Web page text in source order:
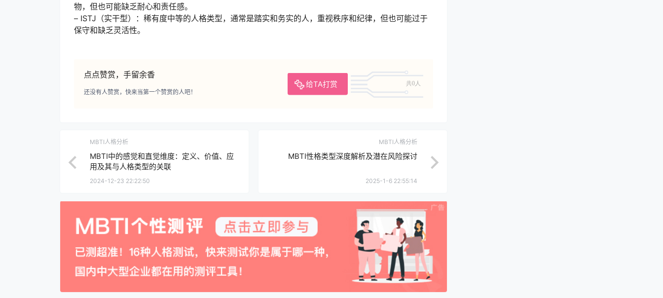
物，但也可能缺乏耐心和责任感。
– ISTJ（实干型）：稀有度中等的人格类型，通常是踏实和务实的人，重视秩序和纪律，但也可能过于
保守和缺乏灵活性。
点点赞赏，手留余香
给TA打赏 共0人
还没有人赞赏，快来当第一个赞赏的人吧！
MBTI人格分析
MBTI中的感觉和直觉维度：定义、价值、应
用及其与人格类型的关联
2024-12-23 22:22:50
MBTI人格分析
MBTI性格类型深度解析及潜在风险探讨
2025-1-6 22:55:14